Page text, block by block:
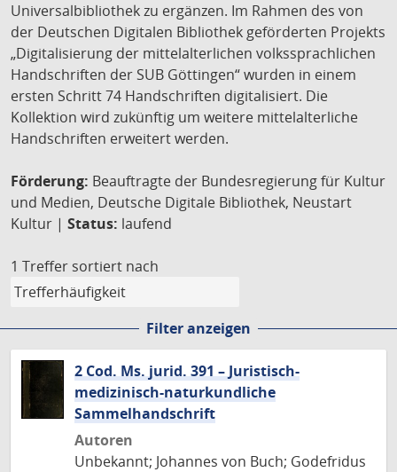
Universalbibliothek zu ergänzen. Im Rahmen des von
der Deutschen Digitalen Bibliothek geförderten Projekts
„Digitalisierung der mittelalterlichen volkssprachlichen
Handschriften der SUB Göttingen“ wurden in einem
ersten Schritt 74 Handschriften digitalisiert. Die
Kollektion wird zukünftig um weitere mittelalterliche
Handschriften erweitert werden.
Förderung: Beauftragte der Bundesregierung für Kultur
und Medien, Deutsche Digitale Bibliothek, Neustart
Kultur | Status: laufend
1 Treffer sortiert nach
Filter anzeigen
2 Cod. Ms. jurid. 391 – Juristisch-
medizinisch-naturkundliche
Sammelhandschrift
Autoren
Unbekannt; Johannes von Buch; Godefridus